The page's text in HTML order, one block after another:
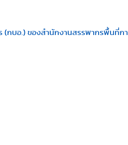
(กบอ.) ของสำนักงานสรรพากรพื้นที่ก